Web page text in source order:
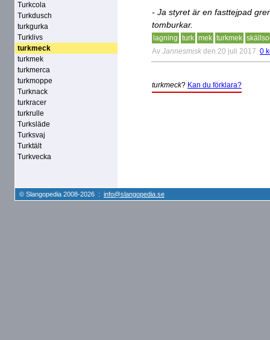
Turkcola
Turkdusch
turkgurka
Turklivs
turkmeck
turkmek
turkmerca
turkmoppe
Turknack
turkracer
turkrulle
Turksläde
Turksvaj
Turktält
Turkvecka
- Ja styret är en fasttejpad
tomburkar.
lagning turk mek turkmek
Av Jannesmisk den 20 juli 2017 0
turkmeck? Kan du förklara?
© Slangopedia 2008-2026 : info@slangopedia.se